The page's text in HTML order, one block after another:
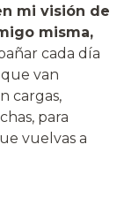
mi visión de
misma,
cada día
van
cargas,
para
vuelvas a